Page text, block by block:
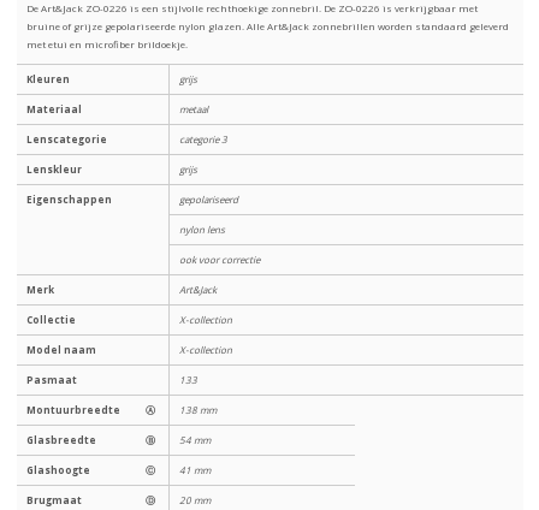
De Art&Jack ZO-0226 is een stijlvolle rechthoekige zonnebril. De ZO-0226 is verkrijgbaar met
bruine of grijze gepolariseerde nylon glazen. Alle Art&Jack zonnebrillen worden standaard geleverd
met etui en microfiber brildoekje.
Kleuren grijs
Materiaal metaal
Lenscategorie categorie 3
Lenskleur grijs
Eigenschappen gepolariseerd
nylon lens
ook voor correctie
Merk Art&Jack
Collectie X-collection
Model naam X-collection
Pasmaat 133
Montuurbreedte Ⓐ 138 mm
Glasbreedte Ⓑ 54 mm
Glashoogte Ⓒ 41 mm
Brugmaat Ⓓ 20 mm